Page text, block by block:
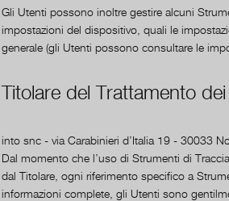
Gli Utenti possono inoltre gestire alcuni
impostazioni del dispositivo, quali le
generale (gli Utenti possono consultare le
Titolare del Trattamento
into snc - via Carabinieri d’Italia 19 - 30033
Dal momento che l’uso di Strumenti di
dal Titolare, ogni riferimento specifico a
informazioni complete, gli Utenti sono